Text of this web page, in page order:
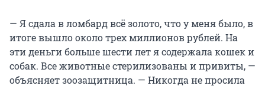
— Я сдала в ломбард всё золото, что у меня было, в
итоге вышло около трех миллионов рублей. На
эти деньги больше шести лет я содержала кошек и
собак. Все животные стерилизованы и привиты, —
объясняет зоозащитница. — Никогда не просила